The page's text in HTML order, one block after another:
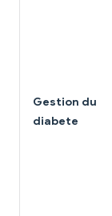
Gestion du
diabete